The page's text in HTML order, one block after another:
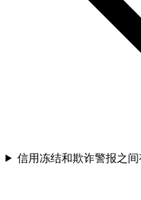
信用冻结和欺诈警报之间